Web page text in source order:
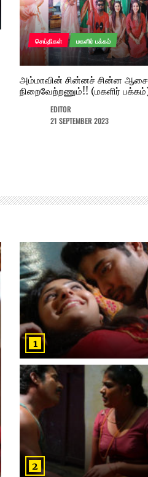
செய்திகள் மகளிர் பக்கம்
அம்மாவின் சின்னச் சின்ன
நிறைவேற்றணும்!! (மகளிர்
EDITOR
21 SEPTEMBER 2023
12
2
3